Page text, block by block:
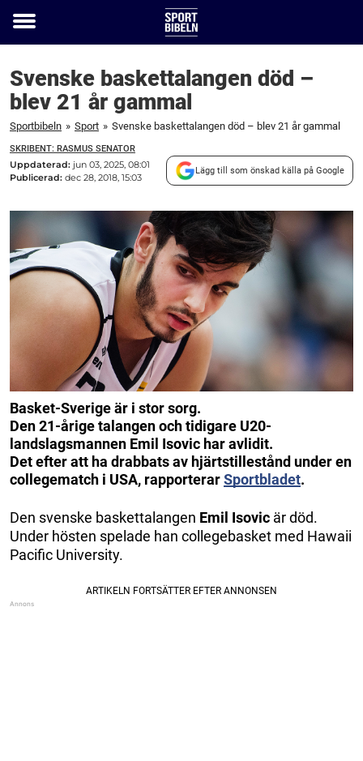
Toggle
Svenske baskettalangen död –
blev 21 år gammal
Sportbibeln » Sport » Svenske baskettalangen död – blev 21 år gammal
SKRIBENT: RASMUS SENATOR
Uppdaterad: jun 03, 2025, 08:01
Publicerad: dec 28, 2018, 15:03
Lägg till som önskad källa på Google
Basket-Sverige är i stor sorg.
Den 21-årige talangen och tidigare U20-
landslagsmannen Emil Isovic har avlidit.
Det efter att ha drabbats av hjärtstillestånd under en
collegematch i USA, rapporterarSportbladet.
Den svenske baskettalangen Emil Isovic är död.
Under hösten spelade han collegebasket med Hawaii
Pacific University.